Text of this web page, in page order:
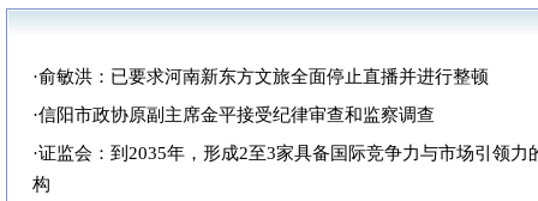
·俞敏洪：已要求河南新东方文旅全面停止直播并进行整顿
·信阳市政协原副主席金平接受纪律审查和监察调查
·证监会：到2035年，形成2至3家具备国际竞争力与市场引领力
构